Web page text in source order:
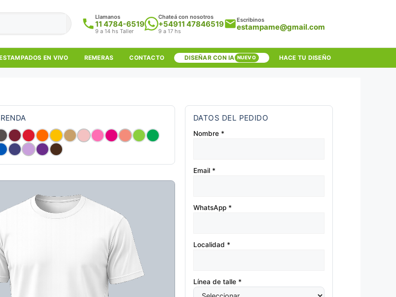
Llamanos
11 4784-6519
9 a 14 hs Taller
Chateá con nosotros
+54911 47846519
9 a 17 hs
Escribinos
estampame@gmail.com
EN VIVO REMERAS CONTACTO DISEÑAR CON IA NUEVO HACE TU DISEÑO
DATOS DEL PEDIDO
Nombre *
Email *
WhatsApp *
Localidad *
Línea de talle *